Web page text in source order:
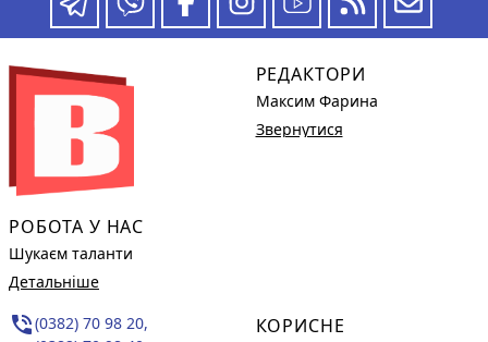
РОБОТА У НАС
Шукаєм таланти
Детальніше
phone_in_talk(0382) 70 98 20,
РЕДАКТОРИ
Максим Фарина
Звернутися
КОРИСНЕ